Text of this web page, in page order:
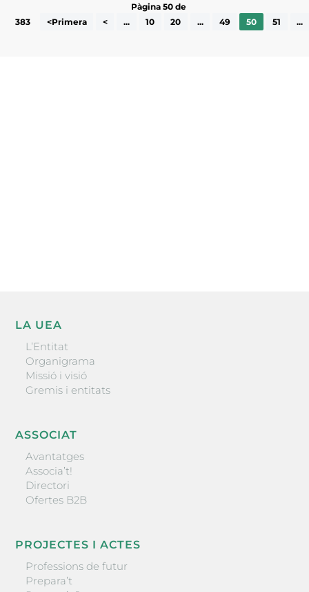
Pàgina 50 de
383
<Primera < ... 10 20 ... 49 50 51 ...
LA UEA
L’Entitat
Organigrama
Missió i visió
Gremis i entitats
ASSOCIAT
Avantatges
Associa’t!
Directori
Ofertes B2B
PROJECTES I ACTES
Professions de futur
Prepara’t